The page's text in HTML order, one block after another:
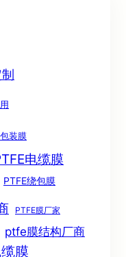
装膜
电缆膜
PTFE绕包膜
PTFE膜厂家
ptfe膜结构厂商
膜